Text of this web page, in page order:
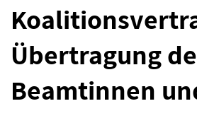
Übertragung
Beamtinnen